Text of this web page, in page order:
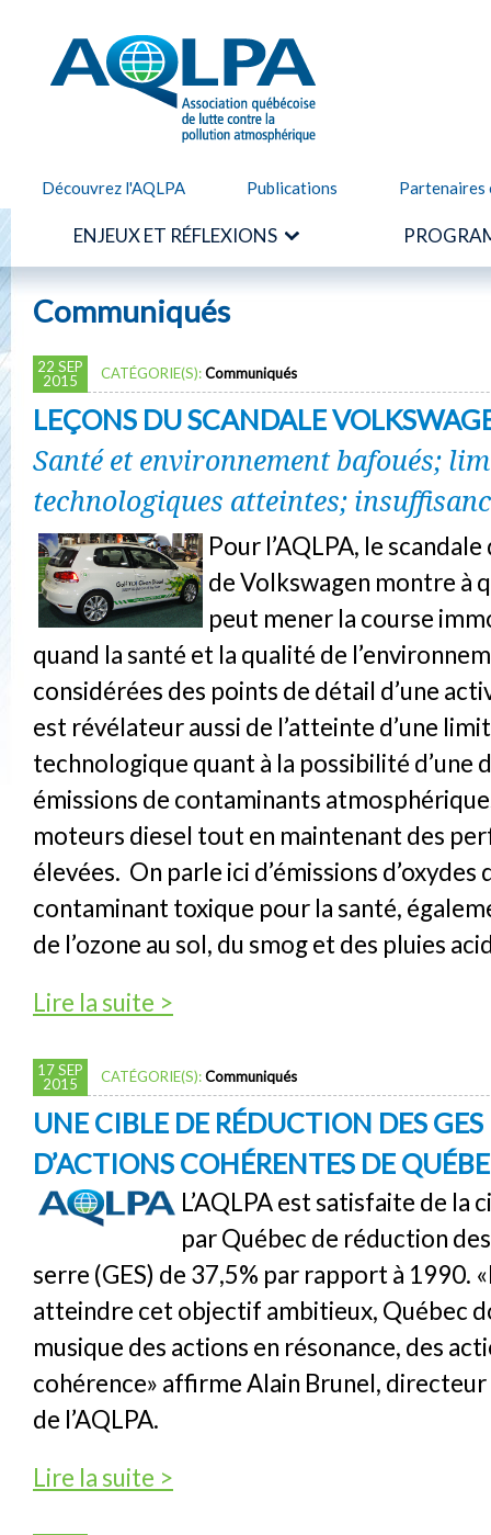
AQLPA
Découvrez l'AQLPA Publications Partenaires
ENJEUX ET RÉFLEXIONS
Communiqués
22 SEP
2015
CATÉGORIE(S):Communiqués
LEÇONS DU SCANDALE
Santé et environnement bafoués;
technologiques atteintes;
Pour l’AQLPA, le
de Volkswagen montre à
peut mener la course
quand la santé et la qualité de
considérées des points de détail d’une
est révélateur aussi de l’atteinte d’une
technologique quant à la possibilité d’une
émissions de contaminants
moteurs diesel tout en maintenant des
élevées. On parle ici d’émissions d’oxydes
contaminant toxique pour la santé,
de l’ozone au sol, du smog et des pluies
Lire la suite >
17 SEP
2015
CATÉGORIE(S):Communiqués
UNE CIBLE DE RÉDUCTION DES
D’ACTIONS COHÉRENTES DE
L’AQLPA est satisfaite de la
par Québec de réduction
serre (GES) de 37,5% par rapport à 1990.
atteindre cet objectif ambitieux, Québec
musique des actions en résonance, des
cohérence» affirme Alain Brunel,
de l’AQLPA.
Lire la suite >